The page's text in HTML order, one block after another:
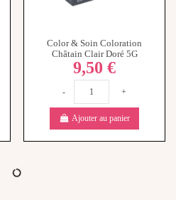
Color & Soin Coloration
Châtain Clair Doré 5G
9,50 €
- +
Ajouter au panier